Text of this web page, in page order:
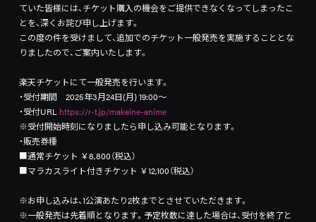
ていた皆様には、チケット購入の機会をご提供できなくなってしまったこ
とを、深くお詫び申し上げます。
この度の件を受けまして、追加でのチケット一般発売を実施することとな
りましたので、ご案内いたします。
楽天チケットにて一般発売を行います。
・受付期間 2025年3月24日(月) 19:00～
・受付URL https://r-t.jp/makeine-anime
※受付開始時刻になりましたら申し込み可能となります。
・販売券種
■通常チケット ￥8,800（税込）
■マラカスライト付きチケット ￥12,100（税込）
※お申し込みは、1公演あたり2枚までとさせていただきます。
※一般発売は先着順となります。予定枚数に達した場合は、受付を終了と